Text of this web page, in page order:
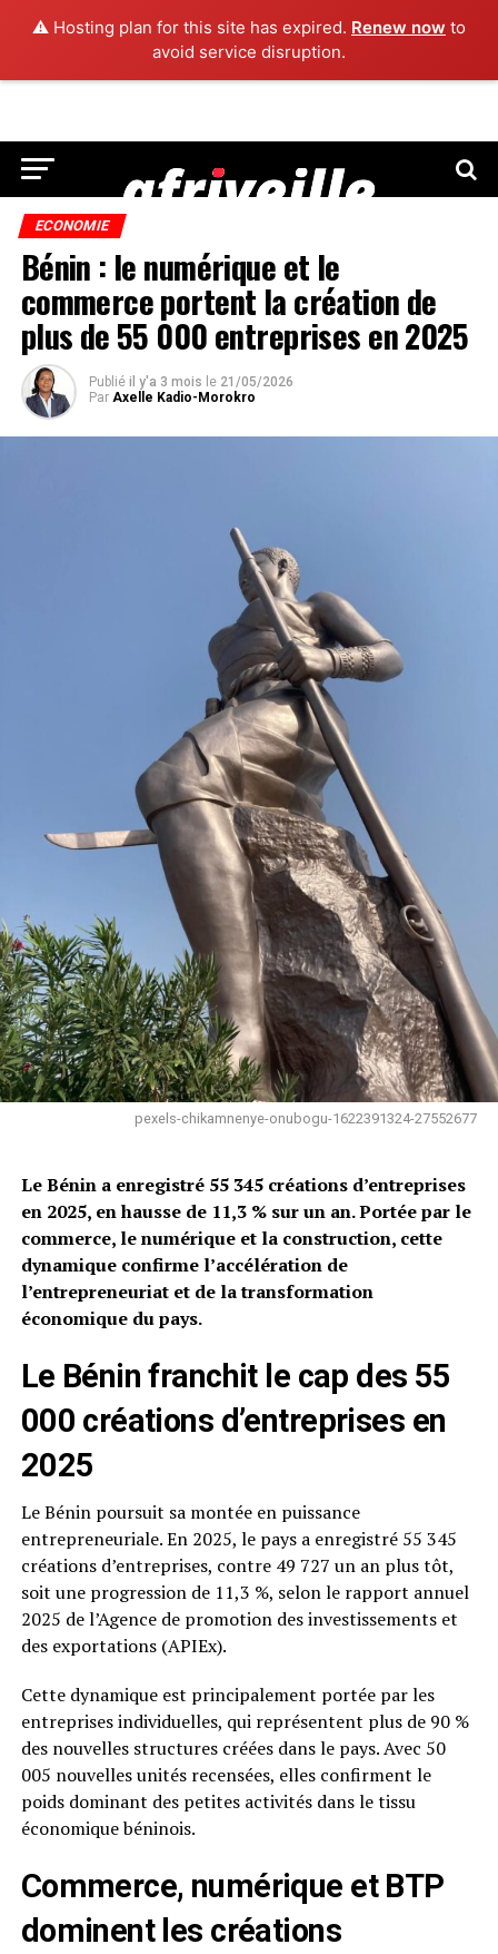
⚠️ Hosting plan for this site has expired. Renew now to
avoid service disruption.
ECONOMIE
Bénin : le numérique et le
commerce portent la création de
plus de 55 000 entreprises en 2025
Publié il y'a 3 mois le 21/05/2026
Par Axelle Kadio-Morokro
pexels-chikamnenye-onubogu-1622391324-27552677
Le Bénin a enregistré 55 345 créations d’entreprises
en 2025, en hausse de 11,3 % sur un an. Portée par le
commerce, le numérique et la construction, cette
dynamique confirme l’accélération de
l’entrepreneuriat et de la transformation
économique du pays.
Le Bénin franchit le cap des 55
000 créations d’entreprises en
2025
Le Bénin poursuit sa montée en puissance
entrepreneuriale. En 2025, le pays a enregistré 55 345
créations d’entreprises, contre 49 727 un an plus tôt,
soit une progression de 11,3 %, selon le rapport annuel
2025 de l’Agence de promotion des investissements et
des exportations (APIEx).
Cette dynamique est principalement portée par les
entreprises individuelles, qui représentent plus de 90 %
des nouvelles structures créées dans le pays. Avec 50
005 nouvelles unités recensées, elles confirment le
poids dominant des petites activités dans le tissu
économique béninois.
Commerce, numérique et BTP
dominent les créations